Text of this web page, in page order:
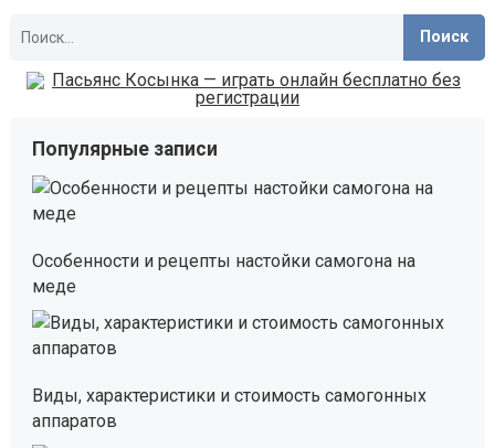
Популярные записи
Особенности и рецепты настойки самогона на
меде
Виды, характеристики и стоимость самогонных
аппаратов